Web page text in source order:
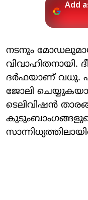
Add
നടനും
ദര്‍ഫയാണ് വധു.
ജോലി
ടെലിവിഷന്‍